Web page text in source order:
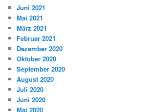
Juni 2021
Mai 2021
März 2021
Februar 2021
Dezember 2020
Oktober 2020
September 2020
August 2020
Juli 2020
Juni 2020
Mai 2020